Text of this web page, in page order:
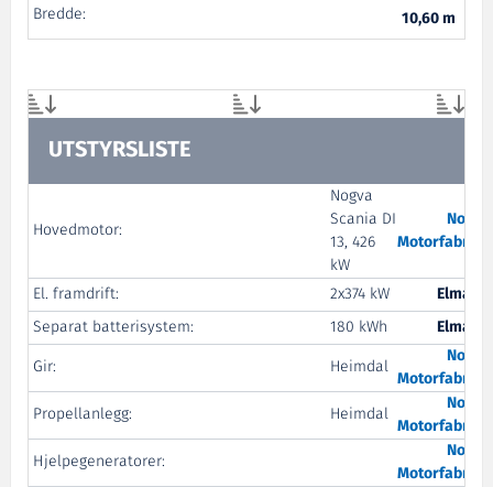
Bredde:
10,60 m
UTSTYRSLISTE
Hovedmotor:
Nogva
Scania DI
13, 426
kW
Nogva
Motorfabrikk
El. framdrift: 2x374 kW
Elmarin
Separat batterisystem:
180 kWh
Elmarin
Gir:
Heimdal
Nogva
Motorfabrikk
Propellanlegg:
Heimdal
Nogva
Motorfabrikk
Hjelpegeneratorer:
Nogva
Motorfabrikk